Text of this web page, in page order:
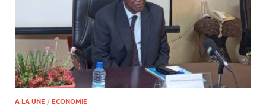
A LA UNE / ECONOMIE